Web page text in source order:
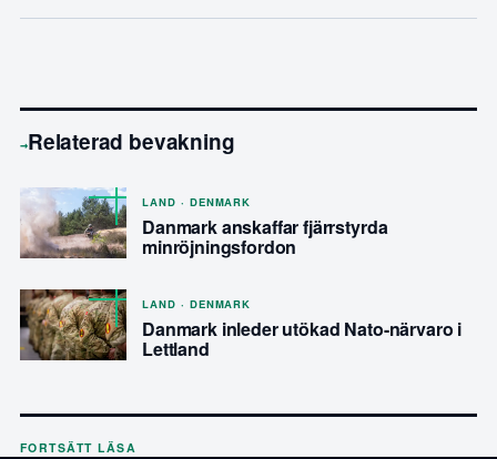
→Relaterad bevakning
LAND · DENMARK
Danmark anskaffar fjärrstyrda
minröjningsfordon
LAND · DENMARK
Danmark inleder utökad Nato-närvaro i
Lettland
FORTSÄTT LÄSA